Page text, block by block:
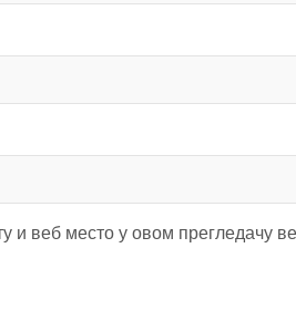
и веб место у овом прегледачу